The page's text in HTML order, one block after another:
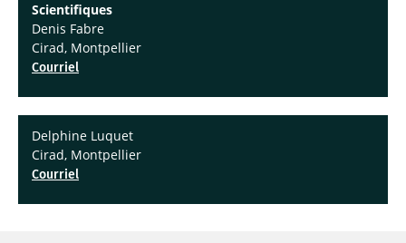
Scientifiques
Denis Fabre
Cirad, Montpellier
Courriel
Delphine Luquet
Cirad, Montpellier
Courriel